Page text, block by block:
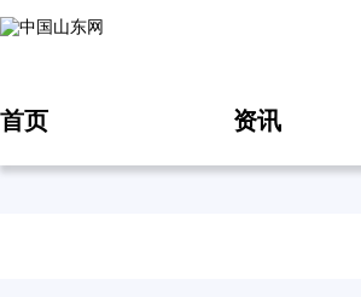
首页 资讯